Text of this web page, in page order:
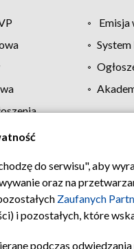
Emisja
System
Regulamin
do serwisu", aby
oraz na
Zaufanych
i pozostałych, które
podczas